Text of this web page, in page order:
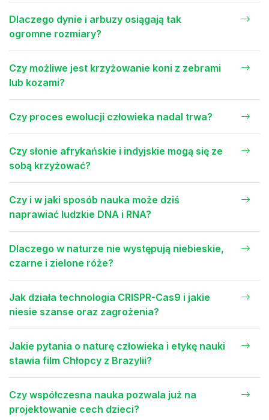
Dlaczego dynie i arbuzy osiągają tak
ogromne rozmiary?
Czy możliwe jest krzyżowanie koni z zebrami
lub kozami?
Czy proces ewolucji człowieka nadal trwa?
Czy słonie afrykańskie i indyjskie mogą się ze
sobą krzyżować?
Czy i w jaki sposób nauka może dziś
naprawiać ludzkie DNA i RNA?
Dlaczego w naturze nie występują niebieskie,
czarne i zielone róże?
Jak działa technologia CRISPR-Cas9 i jakie
niesie szanse oraz zagrożenia?
Jakie pytania o naturę człowieka i etykę nauki
stawia film Chłopcy z Brazylii?
Czy współczesna nauka pozwala już na
projektowanie cech dzieci?